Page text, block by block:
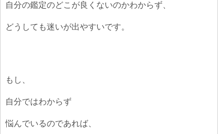
自分の鑑定のどこが良くないのかわからず、
どうしても迷いが出やすいです。
もし、
自分ではわからず
悩んでいるのであれば、